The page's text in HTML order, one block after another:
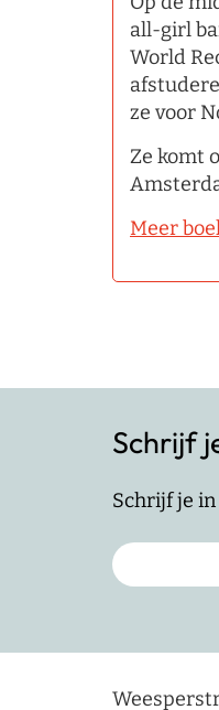
all-girl
World
ze voor
Ze komt
Meer
Schrijf
Schrijf je